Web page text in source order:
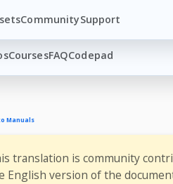
CommunitySupport
CoursesFAQCodepad
Manuals
translation is community
English version of the